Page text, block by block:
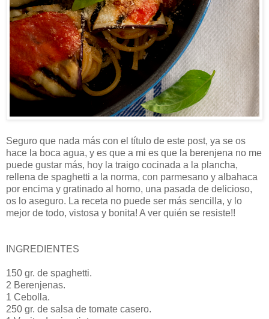
Seguro que nada más con el título de este post, ya se os
hace la boca agua, y es que a mi es que la berenjena no me
puede gustar más, hoy la traigo cocinada a la plancha,
rellena de spaghetti a la norma, con parmesano y albahaca
por encima y gratinado al horno, una pasada de delicioso,
os lo aseguro. La receta no puede ser más sencilla, y lo
mejor de todo, vistosa y bonita! A ver quién se resiste!!
INGREDIENTES
150 gr. de spaghetti.
2 Berenjenas.
1 Cebolla.
250 gr. de salsa de tomate casero.